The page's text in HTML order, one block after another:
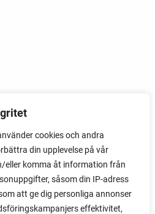
cookies och andra
din upplevelse på vår
eller komma åt information från
såsom din IP-adress
att ge dig personliga annonser
effektivitet,